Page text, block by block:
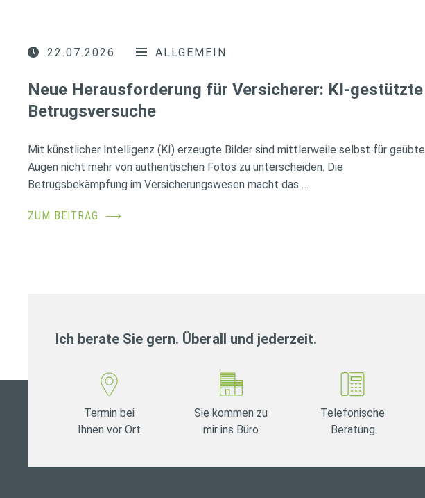
22.07.2026 ALLGEMEIN
Neue Herausforderung für Versicherer: KI-gestützte
Betrugsversuche
Mit künstlicher Intelligenz (KI) erzeugte Bilder sind mittlerweile selbst für geübte
Augen nicht mehr von authentischen Fotos zu unterscheiden. Die
Betrugsbekämpfung im Versicherungswesen macht das …
ZUM BEITRAG ⟶
Ich berate Sie gern. Überall und jederzeit.
Termin bei
Ihnen vor Ort
Sie kommen zu
mir ins Büro
Telefonische
Beratung